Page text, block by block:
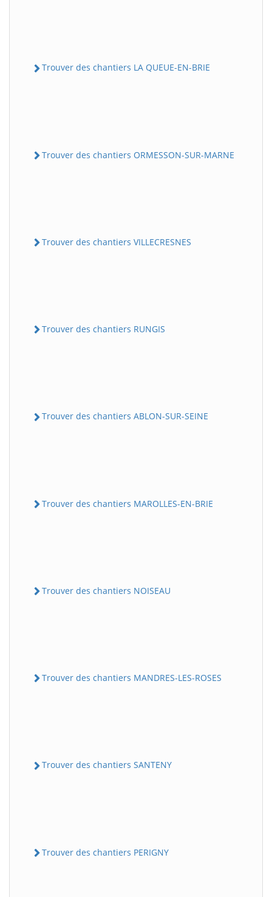
Trouver des chantiers LA QUEUE-EN-BRIE
Trouver des chantiers ORMESSON-SUR-MARNE
Trouver des chantiers VILLECRESNES
Trouver des chantiers RUNGIS
Trouver des chantiers ABLON-SUR-SEINE
Trouver des chantiers MAROLLES-EN-BRIE
Trouver des chantiers NOISEAU
Trouver des chantiers MANDRES-LES-ROSES
Trouver des chantiers SANTENY
Trouver des chantiers PERIGNY